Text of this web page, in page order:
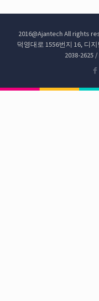
2016@Ajantech All rights
덕영대로 1556번지 16, 디
2038-2625 /